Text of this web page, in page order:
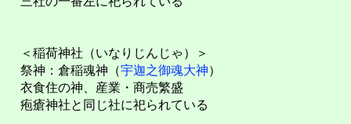
＜稲荷神社（いなりじんじゃ）＞
祭神：倉稲魂神（宇迦之御魂大神）
衣食住の神、産業・商売繁盛
疱瘡神社と同じ社に祀られている